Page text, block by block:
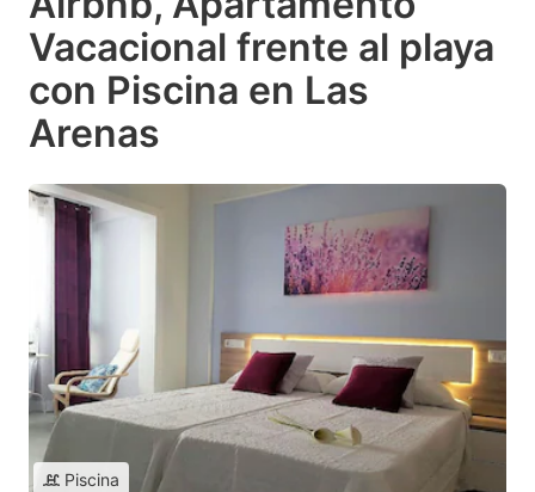
Vacacional frente al playa
con Piscina en Las
Arenas
Piscina